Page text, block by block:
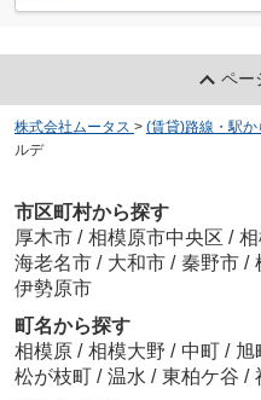
ペー
株式会社ムータス > (賃貸)路線・駅か
ルデ
市区町村から探す
厚木市 / 相模原市中央区 /
海老名市 / 大和市 / 秦野市 /
伊勢原市
町名から探す
相模原 / 相模大野 / 中町 / 旭
松が枝町 / 温水 / 東柏ケ谷 /